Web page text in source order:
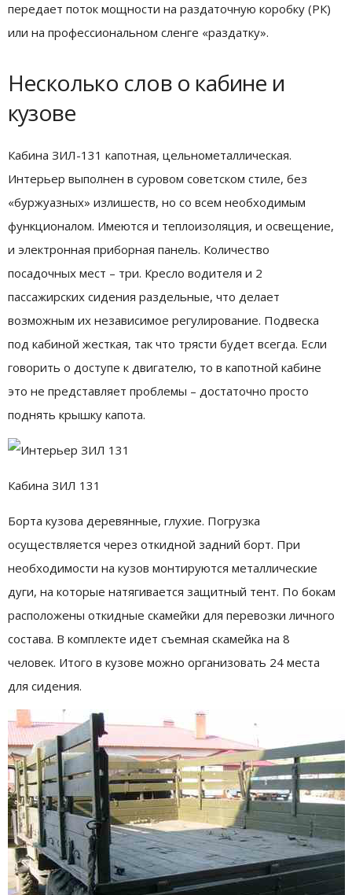
передает поток мощности на раздаточную коробку (РК)
или на профессиональном сленге «раздатку».
Несколько слов о кабине и
кузове
Кабина ЗИЛ-131 капотная, цельнометаллическая.
Интерьер выполнен в суровом советском стиле, без
«буржуазных» излишеств, но со всем необходимым
функционалом. Имеются и теплоизоляция, и освещение,
и электронная приборная панель. Количество
посадочных мест – три. Кресло водителя и 2
пассажирских сидения раздельные, что делает
возможным их независимое регулирование. Подвеска
под кабиной жесткая, так что трясти будет всегда. Если
говорить о доступе к двигателю, то в капотной кабине
это не представляет проблемы – достаточно просто
поднять крышку капота.
Кабина ЗИЛ 131
Борта кузова деревянные, глухие. Погрузка
осуществляется через откидной задний борт. При
необходимости на кузов монтируются металлические
дуги, на которые натягивается защитный тент. По бокам
расположены откидные скамейки для перевозки личного
состава. В комплекте идет съемная скамейка на 8
человек. Итого в кузове можно организовать 24 места
для сидения.